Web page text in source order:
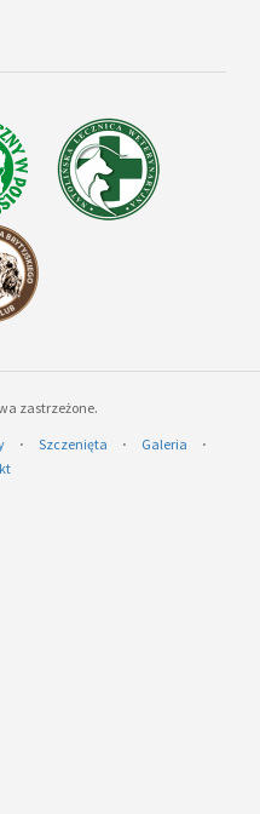
zastrzeżone.
⋅ Szczenięta ⋅ Galeria
⋅